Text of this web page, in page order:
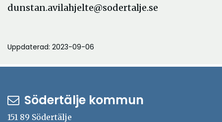
dunstan.avilahjelte@sodertalje.se
Uppdaterad: 2023-09-06
Södertälje kommun
151 89 Södertälje